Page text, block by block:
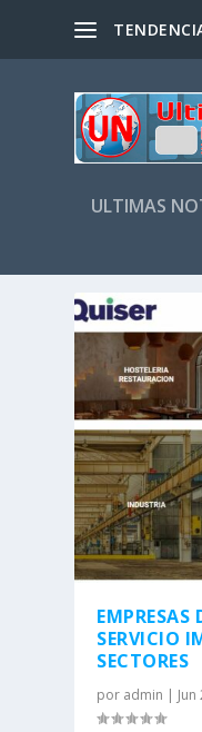
ULTIMAS
SERVICIO
SECTORES
por admin |